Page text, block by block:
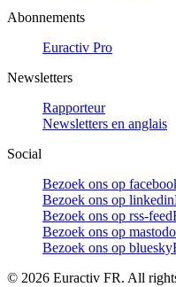
Abonnements
Euractiv Pro
Newsletters
Rapporteur
Newsletters en anglais
Social
Bezoek ons op
Bezoek ons op linkedin
Bezoek ons op rss-feed
Bezoek ons op
Bezoek ons op bluesky
© 2026 Euractiv FR. All